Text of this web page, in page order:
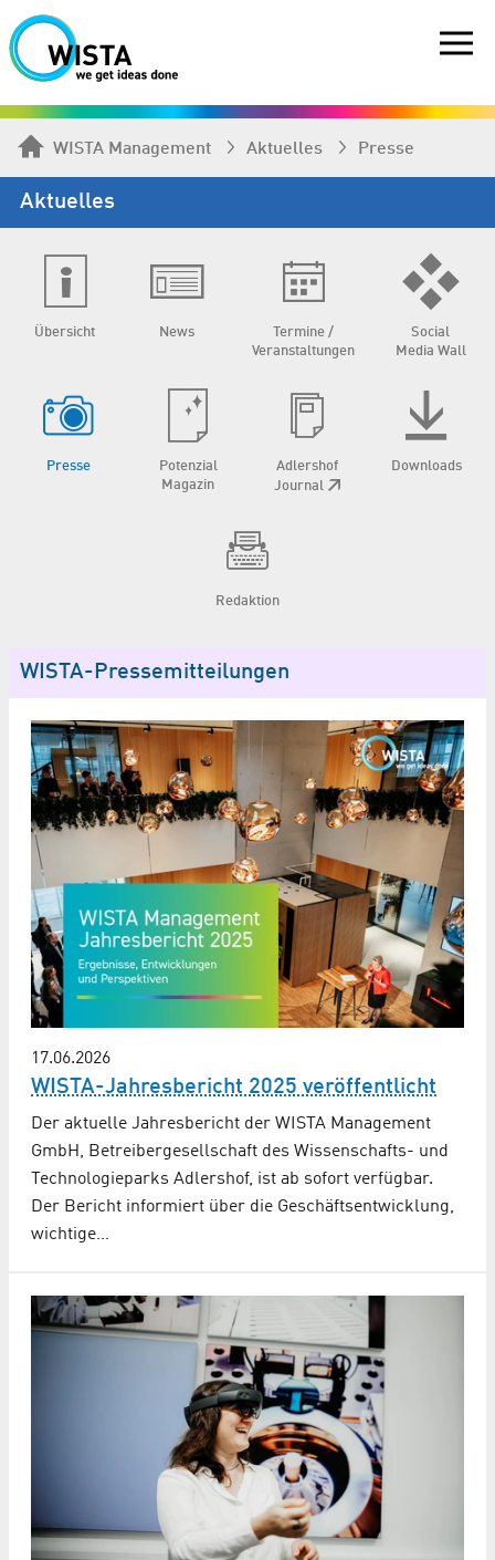
WISTA Management Aktuelles Presse
Aktuelles
Übersicht News
Termine /
Veranstaltungen
Social
Media Wall
Presse
Potenzial
Magazin
Adlershof
Journal
Downloads
Redaktion
WISTA-Pressemitteilungen
17.06.2026
WISTA-Jahresbericht 2025 veröffentlicht
Der aktuelle Jahresbericht der WISTA Management
GmbH, Betreibergesellschaft des Wissenschafts- und
Technologieparks Adlershof, ist ab sofort verfügbar.
Der Bericht informiert über die Geschäftsentwicklung,
wichtige…